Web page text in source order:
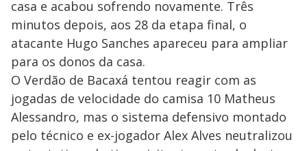
casa e acabou sofrendo novamente. Três
minutos depois, aos 28 da etapa final, o
atacante Hugo Sanches apareceu para ampliar
para os donos da casa.
O Verdão de Bacaxá tentou reagir com as
jogadas de velocidade do camisa 10 Matheus
Alessandro, mas o sistema defensivo montado
pelo técnico e ex-jogador Alex Alves neutralizou